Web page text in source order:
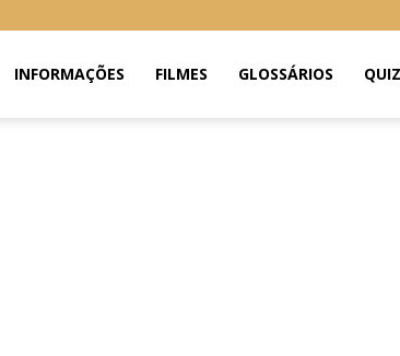
INFORMAÇÕES FILMES GLOSSÁRIOS QUIZ